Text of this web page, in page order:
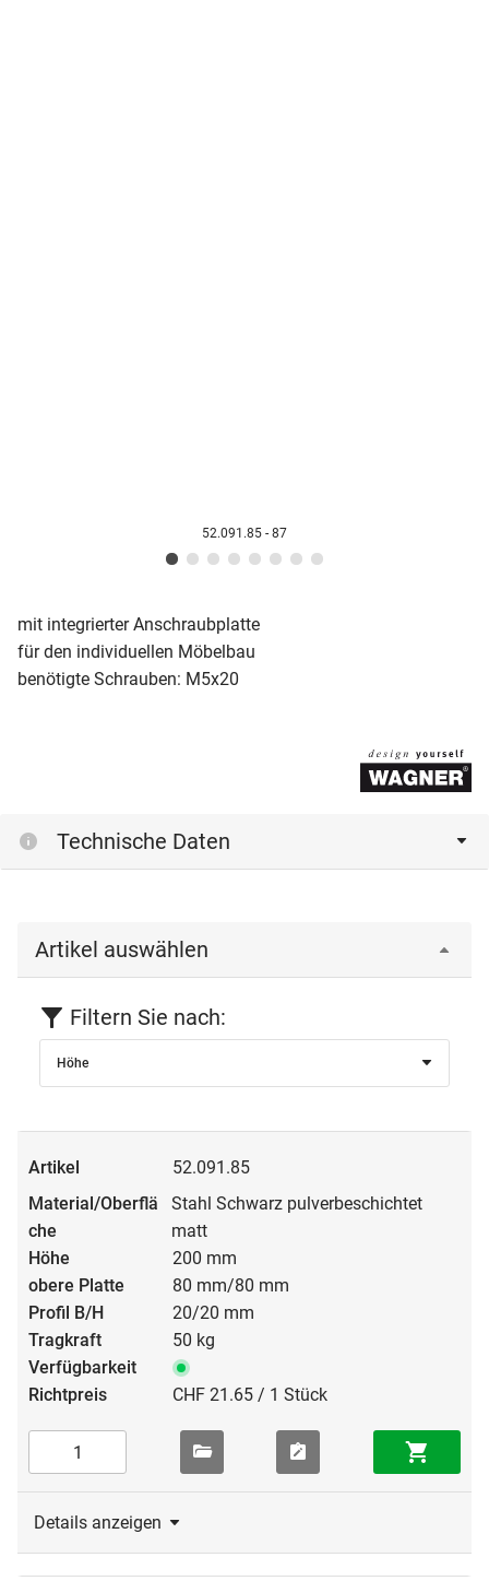
52.091.85 - 87
mit integrierter Anschraubplatte
für den individuellen Möbelbau
benötigte Schrauben: M5x20
Technische Daten
Artikel auswählen
Filtern Sie nach:
Höhe
52.091.85
Stahl Schwarz pulverbeschichtet
matt
200 mm
80 mm/80 mm
20/20 mm
50 kg
CHF 21.65 / 1 Stück
Details anzeigen